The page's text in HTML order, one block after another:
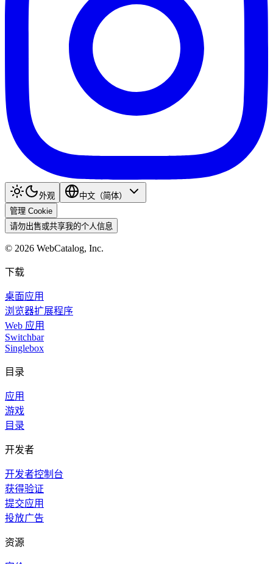
外观
中文（简体）
管理 Cookie
请勿出售或共享我的个人信息
© 2026 WebCatalog, Inc.
下载
桌面应用
浏览器扩展程序
Web 应用
Switchbar
Singlebox
目录
应用
游戏
目录
开发者
开发者控制台
获得验证
提交应用
投放广告
资源